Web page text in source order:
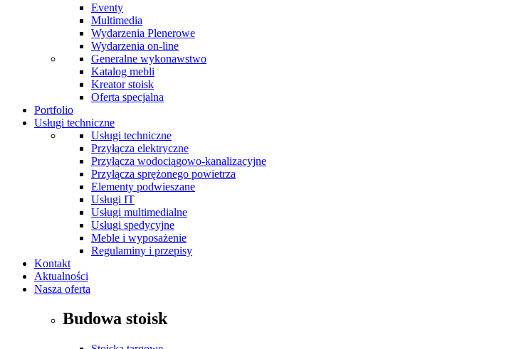
Eventy
Multimedia
Wydarzenia Plenerowe
Wydarzenia on-line
Generalne wykonawstwo
Katalog mebli
Kreator stoisk
Oferta specjalna
Portfolio
Usługi techniczne
Usługi techniczne
Przyłącza elektryczne
Przyłącza wodociągowo-kanalizacyjne
Przyłącza sprężonego powietrza
Elementy podwieszane
Usługi IT
Usługi multimedialne
Usługi spedycyjne
Meble i wyposażenie
Regulaminy i przepisy
Kontakt
Aktualności
Nasza oferta
Budowa stoisk